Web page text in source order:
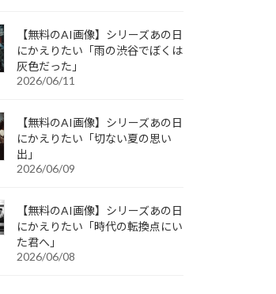
【無料のAI画像】シリーズあの日
にかえりたい「雨の渋谷でぼくは
灰色だった」
2026/06/11
【無料のAI画像】シリーズあの日
にかえりたい「切ない夏の思い
出」
2026/06/09
【無料のAI画像】シリーズあの日
にかえりたい「時代の転換点にい
た君へ」
2026/06/08